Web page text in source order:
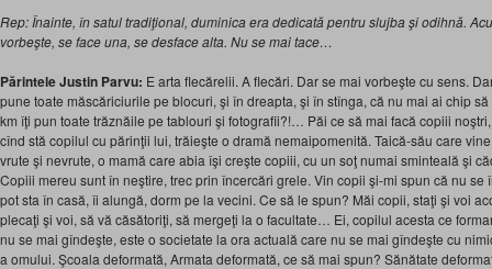
Rep: Înainte, în satul tradiţional, duminica era dedicată pentru slujba şi odihnă.
vorbeşte, se face una, se desface alta. Nu se mai tace…
Părintele Justin Parvu: E arta flecărelii. A flecări. Dar se mai vorbeşte cu sens.
pune toate măscăriciurile pe blocuri, şi în dreapta, şi în stînga, că nu mai ai chip
km îţi pun toate trăznăile pe tablouri şi fotografii?!… Păi ce să mai facă copiii
cînd stă copilul cu părinţii lui, trăieşte o dramă nemaipomenită. Taică-său care
vrute şi nevrute, o mamă care abia îşi creşte copiii, cu un soţ numai sminteală şi
Copiii mereu sunt în neştire, trec prin încercări grele. Vin copii şi-mi spun că nu se
pot sta în casă, îi alungă, dorm pe la vecini. Ce să le spun? Măi copii, staţi şi voi
plecaţi şi voi, să vă căsătoriţi, să mergeţi la o facultate… Ei, copilul acesta ce
nu se mai gîndeşte, este o societate la ora actuală care nu se mai gîndeşte cu
a omului. Şcoala deformată, Armata deformată, ce să mai spun? Sănătate